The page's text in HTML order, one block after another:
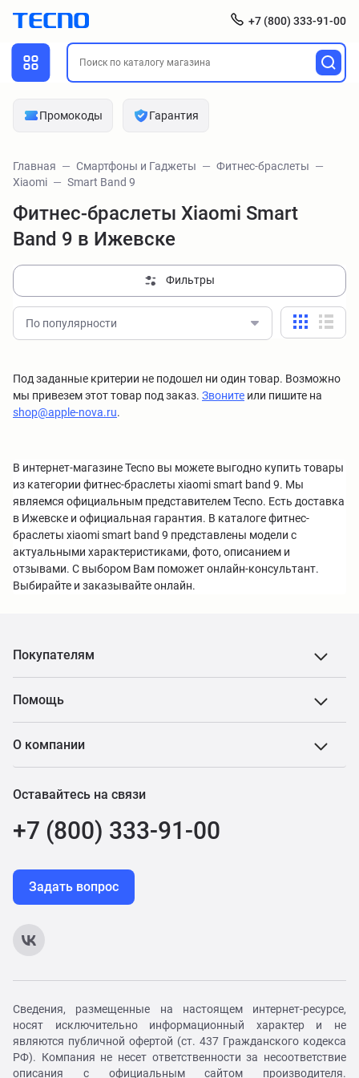
+7 (800) 333-91-00
Промокоды Гарантия
Главная Смартфоны и Гаджеты
Фитнес-браслеты
Xiaomi
Smart Band 9
Фитнес-браслеты Xiaomi Smart
Band 9 в Ижевске
Фильтры
По популярности
Под заданные критерии не подошел ни один товар. Возможно
мы привезем этот товар под заказ. Звоните или пишите на
shop@apple-nova.ru.
В интернет-магазине Tecno вы можете выгодно купить товары
из категории фитнес-браслеты xiaomi smart band 9. Мы
являемся официальным представителем Tecno. Есть доставка
в Ижевске и официальная гарантия. В каталоге фитнес-
браслеты xiaomi smart band 9 представлены модели с
актуальными характеристиками, фото, описанием и
отзывами. С выбором Вам поможет онлайн-консультант.
Выбирайте и заказывайте онлайн.
Покупателям
Помощь
О компании
Оставайтесь на связи
+7 (800) 333-91-00
Задать вопрос
Сведения, размещенные на настоящем интернет-ресурсе,
носят исключительно информационный характер и не
являются публичной офертой (ст. 437 Гражданского кодекса
РФ). Компания не несет ответственности за несоответствие
описания с официальным сайтом производителя.